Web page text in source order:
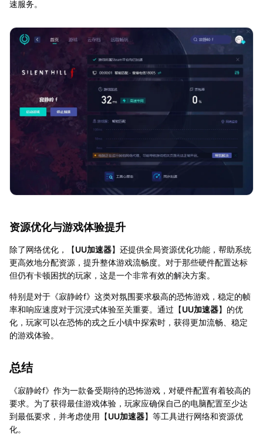
速服务。
资源优化与游戏体验提升
除了网络优化，【UU加速器】还提供全局资源优化功能，帮助系统
更高效地分配资源，提升整体游戏流畅度。对于那些硬件配置达标
但仍有卡顿困扰的玩家，这是一个非常有效的解决方案。
特别是对于《寂静岭f》这类对氛围要求极高的恐怖游戏，稳定的帧
率和响应速度对于沉浸式体验至关重要。通过【UU加速器】的优
化，玩家可以在恐怖的戎之丘小镇中探索时，获得更加流畅、稳定
的游戏体验。
总结
《寂静岭f》作为一款备受期待的恐怖游戏，对硬件配置有着较高的
要求。为了获得最佳游戏体验，玩家应确保自己的电脑配置至少达
到最低要求，并考虑使用【UU加速器】等工具进行网络和资源优
化。